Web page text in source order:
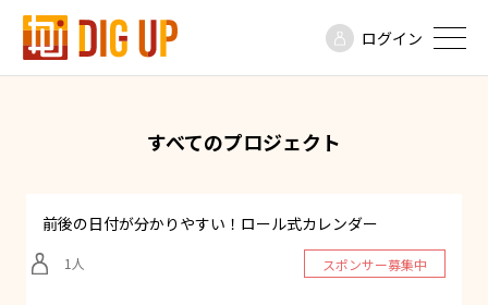
ログイン
すべてのプロジェクト
前後の日付が分かりやすい！ロール式カレンダー
1 スポンサー募集中